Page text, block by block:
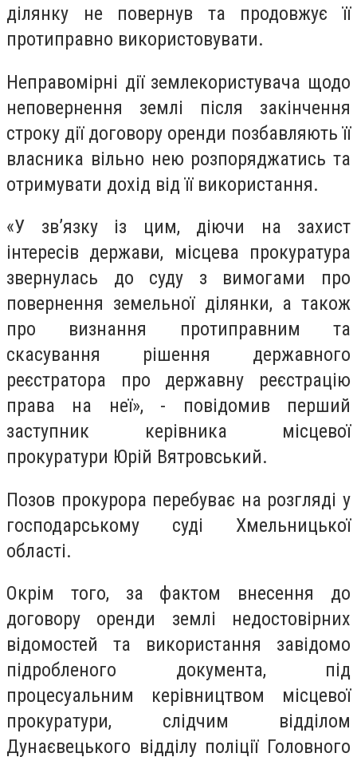
ділянку не повернув та продовжує її
протиправно використовувати.
Неправомірні дії землекористувача щодо
неповернення землі після закінчення
строку дії договору оренди позбавляють її
власника вільно нею розпоряджатись та
отримувати дохід від її використання.
«У зв’язку із цим, діючи на захист
інтересів держави, місцева прокуратура
звернулась до суду з вимогами про
повернення земельної ділянки, а також
про визнання протиправним та
скасування рішення державного
реєстратора про державну реєстрацію
права на неї», - повідомив перший
заступник керівника місцевої
прокуратури Юрій Вятровський.
Позов прокурора перебуває на розгляді у
господарському суді Хмельницької
області.
Окрім того, за фактом внесення до
договору оренди землі недостовірних
відомостей та використання завідомо
підробленого документа, під
процесуальним керівництвом місцевої
прокуратури, слідчим відділом
Дунаєвецького відділу поліції Головного